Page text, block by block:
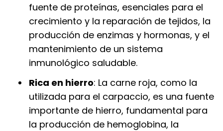
fuente de proteínas, esenciales para el
crecimiento y la reparación de tejidos, la
producción de enzimas y hormonas, y el
mantenimiento de un sistema
inmunológico saludable.
Rica en hierro: La carne roja, como la
utilizada para el carpaccio, es una fuente
importante de hierro, fundamental para
la producción de hemoglobina, la